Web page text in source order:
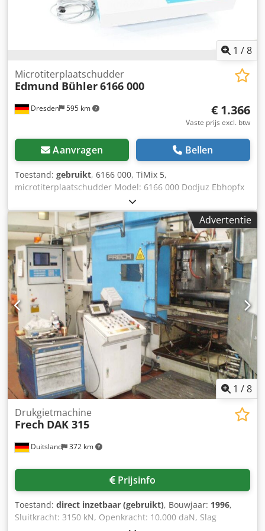
1 /8
Dresden 595 km
Microtiterplaatschudder
Edmund Bühler6166 000
€ 1.366
Vaste prijs excl. btw
Aanvragen Bellen
Toestand: gebruikt, 6166 000, TiMix 5,
microtiterplaatschudder Model: 6166 000 Dodjuz Ebhopfx
Aclock Type: TiMix5 Conditie: Gebruikt
Advertentie
1 /8
Duitsland 372 km
Drukgietmachine
Frech DAK 315
Prijsinfo
Toestand: direct inzetbaar (gebruikt), Bouwjaar: 1996,
Sluitkracht: 3150 kN, Openkracht: 10.000 daN, Slag